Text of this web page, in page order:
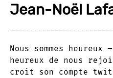
Jean-Noël
Nous sommes
heureux de nous
croit son compte